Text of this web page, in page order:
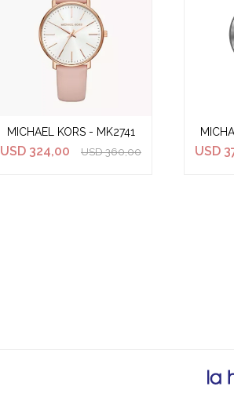
MICHAEL KORS - MK2741
USD 324,00 USD 360,00 USD